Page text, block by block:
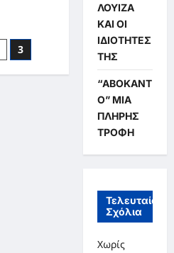
3
ΛΟΥΙΖΑ
ΚΑΙ ΟΙ
ΙΔΙΟΤΗΤΕΣ
ΤΗΣ
“ΑΒΟΚΑΝΤ
Ο” ΜΙΑ
ΠΛΗΡΗΣ
ΤΡΟΦΗ
Τελευταία
Σχόλια
Χωρίς